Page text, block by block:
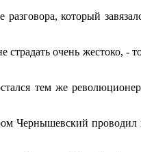
который
очень жестоко, -
тем же
Чернышевский